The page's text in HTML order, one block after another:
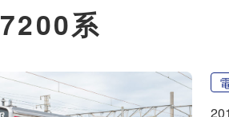
7200系